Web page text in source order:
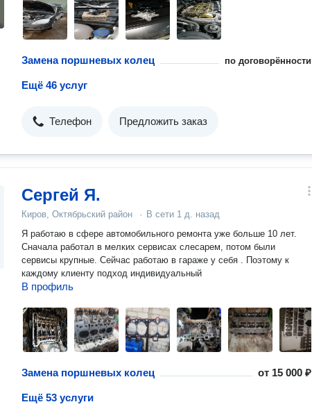
Замена поршневых колец по договорённости
Ещё 46 услуг
Телефон Предложить заказ
Сергей Я.
Киров, Октябрьский район · В сети 1 д. назад
Я работаю в сфере автомобильного ремонта уже больше 10 лет.
Сначала работал в мелких сервисах слесарем, потом были
сервисы крупные. Сейчас работаю в гараже у себя . Поэтому к
каждому клиенту подход индивидуальный
В профиль
Замена поршневых колец от 15 000 ₽
Ещё 53 услуги